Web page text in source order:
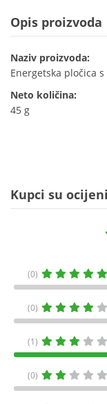
Opis proizvoda
Naziv proizvoda:
Energetska pločica
Neto količina:
45 g
Kupci su
(0)
(0)
(1)
(0)